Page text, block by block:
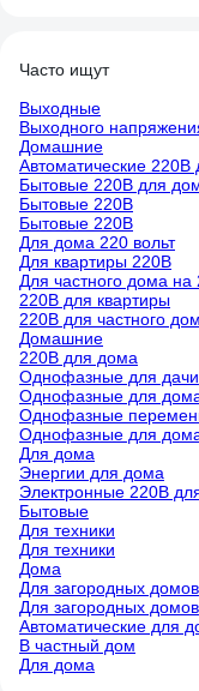
Часто ищут
Выходные
Выходного
Домашние
Автоматические 220В
Бытовые 220В для
Бытовые 220В
Бытовые 220В
Для дома 220 вольт
Для квартиры 220В
Для частного дома на
220В для квартиры
220В для частного
Домашние
220В для дома
Однофазные для дачи
Однофазные для
Однофазные
Однофазные для
Для дома
Энергии для дома
Электронные 220В
Бытовые
Для техники
Для техники
Дома
Для загородных домов
Для загородных домов
Автоматические для
В частный дом
Для дома